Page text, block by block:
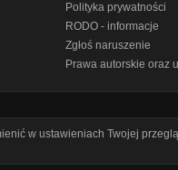
Polityka prywatności
RODO - informacje
Zgłoś naruszenie
Prawa autorskie oraz
w ustawieniach Twojej